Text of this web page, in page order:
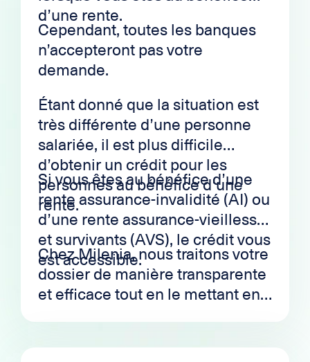
d’une rente.
Cependant, toutes les banques
n’accepteront pas votre
demande.
Étant donné que la situation est
très différente d’une personne
salariée, il est plus difficile
d’obtenir un crédit pour les
personnes au bénéfice d’une
rente.
Si vous êtes au bénéfice d’une
rente assurance-invalidité (AI) ou
d’une rente assurance-vieillesse
et survivants (AVS), le crédit vous
est accessible.
Chez Milenia, nous traitons votre
dossier de manière transparente
et efficace tout en le mettant en